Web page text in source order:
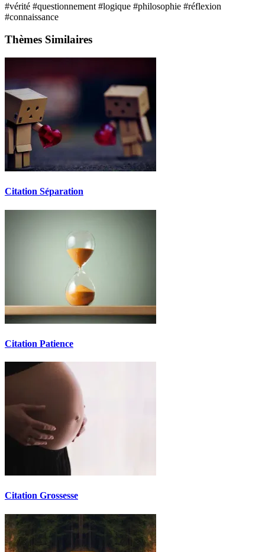
#vérité #questionnement #logique #philosophie #réflexion
#connaissance
Thèmes Similaires
Citation Séparation
Citation Patience
Citation Grossesse